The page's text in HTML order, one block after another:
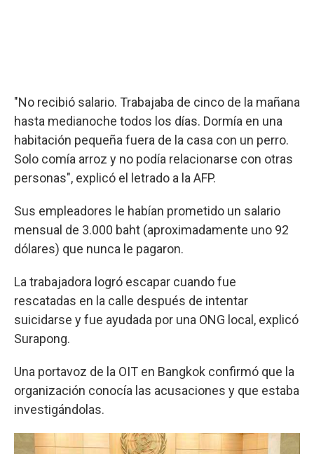
"No recibió salario. Trabajaba de cinco de la mañana
hasta medianoche todos los días. Dormía en una
habitación pequeña fuera de la casa con un perro.
Solo comía arroz y no podía relacionarse con otras
personas", explicó el letrado a la AFP.
Sus empleadores le habían prometido un salario
mensual de 3.000 baht (aproximadamente uno 92
dólares) que nunca le pagaron.
La trabajadora logró escapar cuando fue
rescatadas en la calle después de intentar
suicidarse y fue ayudada por una ONG local, explicó
Surapong.
Una portavoz de la OIT en Bangkok confirmó que la
organización conocía las acusaciones y que estaba
investigándolas.